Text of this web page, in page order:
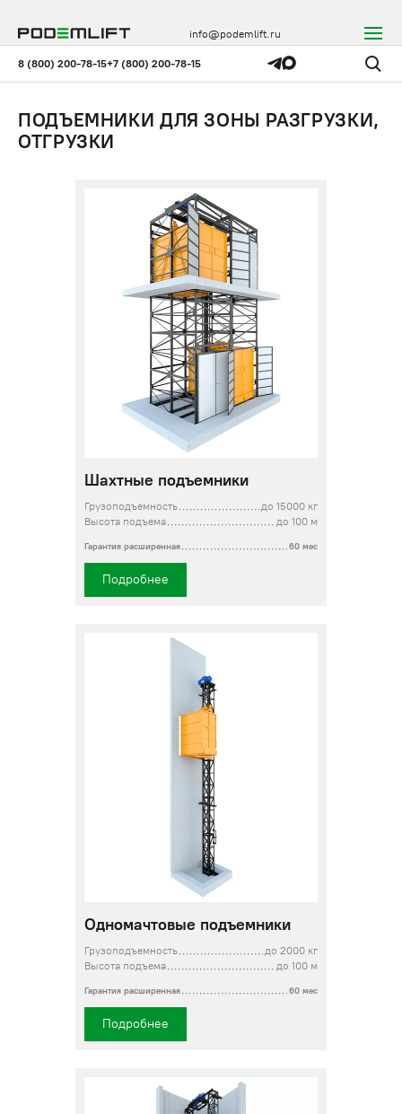
8 (800) 200-78-15+7 (800) 200-78-15
info@podemlift.ru
ПОДЪЕМНИКИ ДЛЯ ЗОНЫ РАЗГРУЗКИ,
ОТГРУЗКИ
Шахтные подъемники
Грузоподъемность
до 15000 кг
Высота подъема
до 100 м
Гарантия расширенная 60 мес
Подробнее
Одномачтовые подъемники
Грузоподъемность
до 2000 кг
Высота подъема
до 100 м
Гарантия расширенная 60 мес
Подробнее